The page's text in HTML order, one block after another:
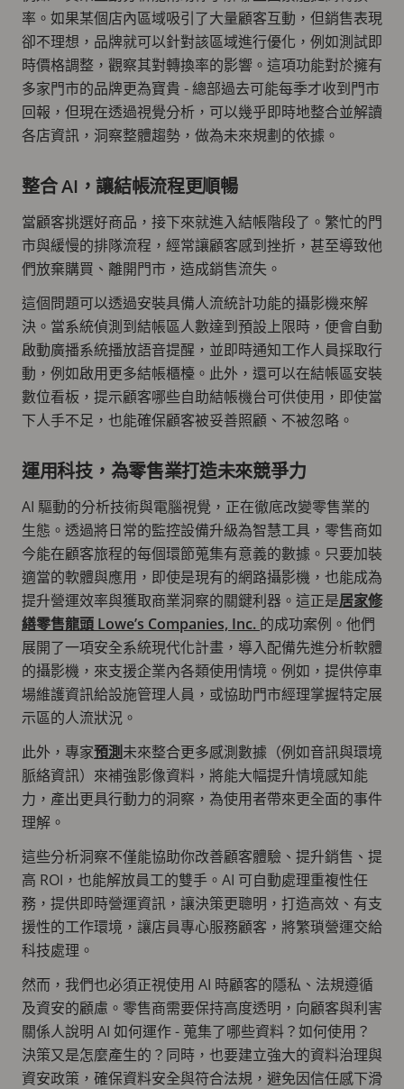
率。如果某個店內區域吸引了大量顧客互動，但銷售表現
卻不理想，品牌就可以針對該區域進行優化，例如測試即
時價格調整，觀察其對轉換率的影響。這項功能對於擁有
多家門市的品牌更為寶貴 - 總部過去可能每季才收到門市
回報，但現在透過視覺分析，可以幾乎即時地整合並解讀
各店資訊，洞察整體趨勢，做為未來規劃的依據。
整合 AI，讓結帳流程更順暢
當顧客挑選好商品，接下來就進入結帳階段了。繁忙的門
市與緩慢的排隊流程，經常讓顧客感到挫折，甚至導致他
們放棄購買、離開門市，造成銷售流失。
這個問題可以透過安裝具備人流統計功能的攝影機來解
決。當系統偵測到結帳區人數達到預設上限時，便會自動
啟動廣播系統播放語音提醒，並即時通知工作人員採取行
動，例如啟用更多結帳櫃檯。此外，還可以在結帳區安裝
數位看板，提示顧客哪些自助結帳機台可供使用，即使當
下人手不足，也能確保顧客被妥善照顧、不被忽略。
運用科技，為零售業打造未來競爭力
AI 驅動的分析技術與電腦視覺，正在徹底改變零售業的
生態。透過將日常的監控設備升級為智慧工具，零售商如
今能在顧客旅程的每個環節蒐集有意義的數據。只要加裝
適當的軟體與應用，即使是現有的網路攝影機，也能成為
提升營運效率與獲取商業洞察的關鍵利器。這正是居家修
繕零售龍頭 Lowe’s Companies, Inc. 的成功案例。他們
展開了一項安全系統現代化計畫，導入配備先進分析軟體
的攝影機，來支援企業內各類使用情境。例如，提供停車
場維護資訊給設施管理人員，或協助門市經理掌握特定展
示區的人流狀況。
此外，專家預測未來整合更多感測數據（例如音訊與環境
脈絡資訊）來補強影像資料，將能大幅提升情境感知能
力，產出更具行動力的洞察，為使用者帶來更全面的事件
理解。
這些分析洞察不僅能協助你改善顧客體驗、提升銷售、提
高 ROI，也能解放員工的雙手。AI 可自動處理重複性任
務，提供即時營運資訊，讓決策更聰明，打造高效、有支
援性的工作環境，讓店員專心服務顧客，將繁瑣營運交給
科技處理。
然而，我們也必須正視使用 AI 時顧客的隱私、法規遵循
及資安的顧慮。零售商需要保持高度透明，向顧客與利害
關係人說明 AI 如何運作 - 蒐集了哪些資料？如何使用？
決策又是怎麼產生的？同時，也要建立強大的資料治理與
資安政策，確保資料安全與符合法規，避免因信任感下滑